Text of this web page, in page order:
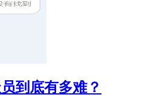
到底有多难？